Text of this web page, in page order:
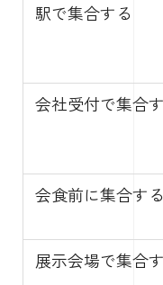
駅で集合する
会社受付で集合
会食前に集合する
展示会場で集合